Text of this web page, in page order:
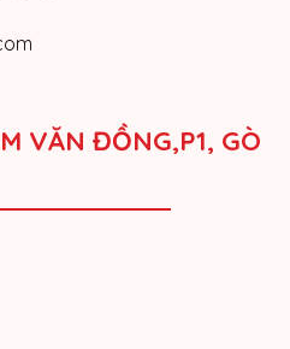
VĂN ĐỒNG,P1, GÒ